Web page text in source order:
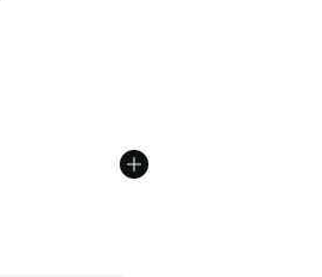
Der Preis ist von € 179,99 auf €